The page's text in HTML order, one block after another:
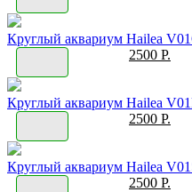
Круглый аквариум Hailea
2500 Р.
Круглый аквариум Hailea
2500 Р.
Круглый аквариум Hailea
2500 Р.